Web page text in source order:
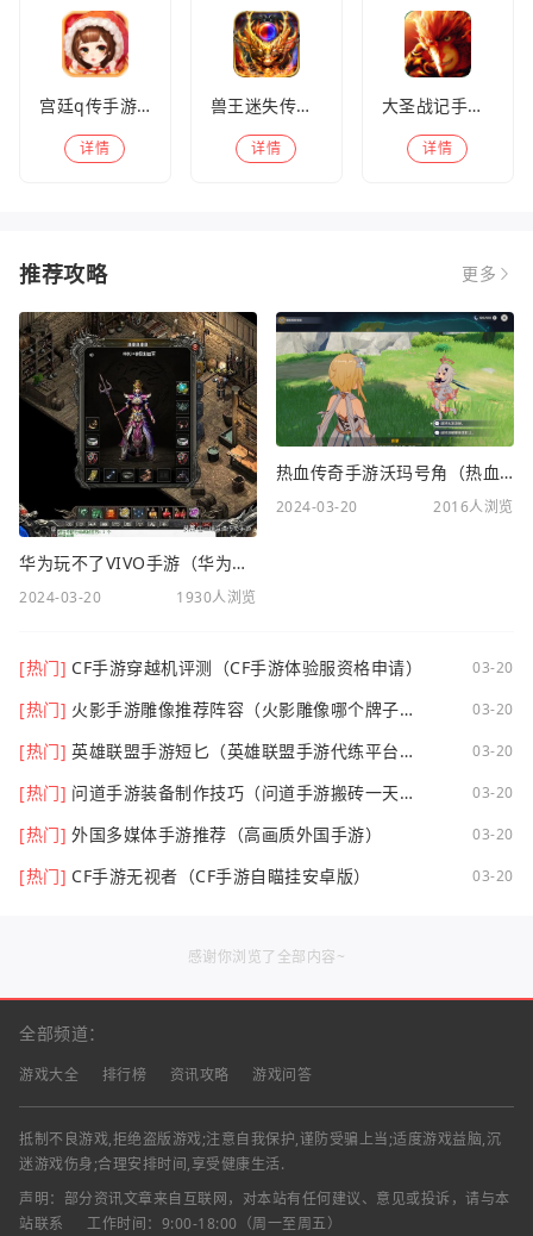
宫廷q传手游百度版
详情
兽王迷失传奇高爆版
详情
大圣战记手游官方版
详情
推荐攻略 更多
华为玩不了VIVO手游（华为玩不了VIVO手游怎么办）
2024-03-20 1930人浏览
热血传奇手游沃玛号角（热血传奇沃玛装备隐藏属性）
2024-03-20 2016人浏览
[热门] CF手游穿越机评测（CF手游体验服资格申请） 03-20
[热门] 火影手游雕像推荐阵容（火影雕像哪个牌子
03-20
[热门] 英雄联盟手游短匕（英雄联盟手游代练平台哪
03-20
[热门] 问道手游装备制作技巧（问道手游搬砖一天可
03-20
[热门] 外国多媒体手游推荐（高画质外国手游） 03-20
[热门] CF手游无视者（CF手游自瞄挂安卓版） 03-20
感谢你浏览了全部内容~
全部频道：
游戏大全 排行榜 资讯攻略 游戏问答
抵制不良游戏,拒绝盗版游戏;注意自我保护,谨防受骗上当;适度游戏益脑,沉
迷游戏伤身;合理安排时间,享受健康生活.
声明：部分资讯文章来自互联网，对本站有任何建议、意见或投诉，请与本
站联系
工作时间：9:00-18:00（周一至周五）